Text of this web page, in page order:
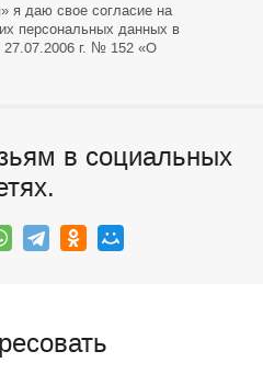
я даю свое согласие на
персональных данных в
27.07.2006 г. № 152 «О
в социальных